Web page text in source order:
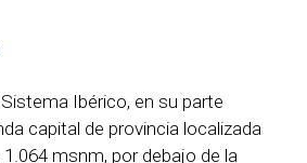
Ibérico, en su parte
capital de provincia localizada
msnm, por debajo de la